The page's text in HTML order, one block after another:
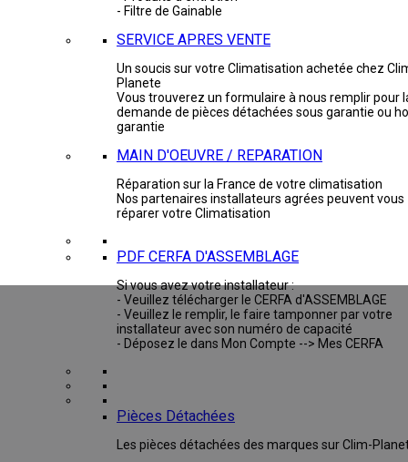
- Filtre de Gainable
SERVICE APRES VENTE
Un soucis sur votre Climatisation achetée chez
Planete
Vous trouverez un formulaire à nous remplir pour
demande de pièces détachées sous garantie ou
garantie
MAIN D'OEUVRE / REPARATION
Réparation sur la France de votre climatisation
Nos partenaires installateurs agrées peuvent vous
réparer votre Climatisation
PDF CERFA D'ASSEMBLAGE
Si vous avez votre installateur :
- Veuillez télécharger le CERFA d'ASSEMBLAGE
- Veuillez le remplir, le faire tamponner par votre
installateur avec son numéro de capacité
- Déposez le dans Mon Compte --> Mes CERFA
Pièces Détachées
Les pièces détachées des marques sur Clim-